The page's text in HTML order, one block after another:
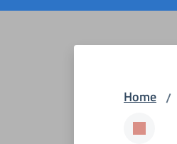
Home /